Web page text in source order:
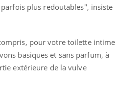
plus redoutables", insiste
pour votre toilette intime
basiques et sans parfum, à
extérieure de la vulve